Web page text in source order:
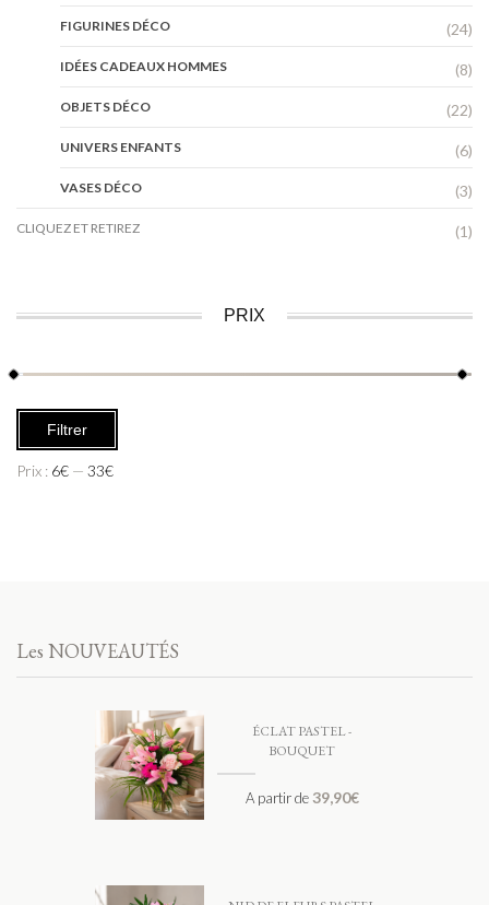
FIGURINES DÉCO (24)
IDÉES CADEAUX HOMMES (8)
OBJETS DÉCO (22)
UNIVERS ENFANTS (6)
VASES DÉCO (3)
CLIQUEZ ET RETIREZ (1)
PRIX
Filtrer
Prix : 6€ — 33€
Les NOUVEAUTÉS
ÉCLAT PASTEL -
BOUQUET
A partir de 39,90€